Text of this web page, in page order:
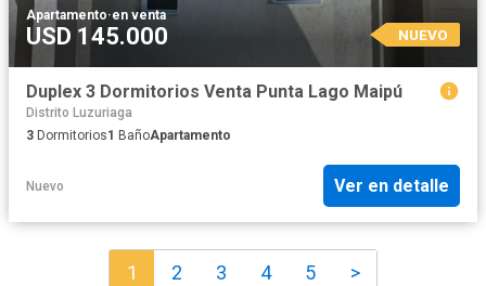
Apartamento·en venta
USD 145.000 NUEVO
Duplex 3 Dormitorios Venta Punta Lago Maipú
Distrito Luzuriaga
3 Dormitorios1 BañoApartamento
Nuevo Ver en detalle
1 2 3 4 5 >